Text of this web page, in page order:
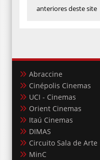
Abraccine
Cinépolis Cinemas
UCI - Cinemas
Orient Cinemas
Itaú Cinemas
DIMAS
Circuito Sala de Arte
MinC